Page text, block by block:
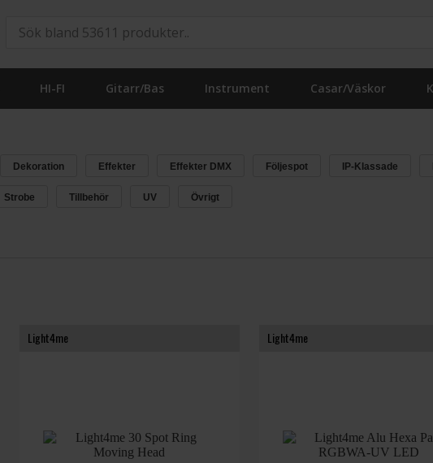
HI-FI Gitarr/Bas Instrument Casar/Väskor
Dekoration Effekter Effekter DMX Följespot IP-Klassade
Strobe Tillbehör UV Övrigt
Light4me Light4me